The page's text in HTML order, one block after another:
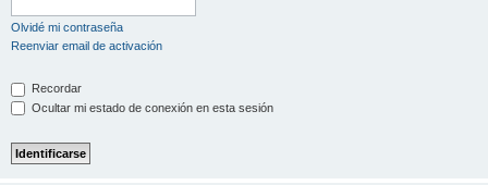
Olvidé mi contraseña
Reenviar email de activación
Recordar
Ocultar mi estado de conexión en esta sesión